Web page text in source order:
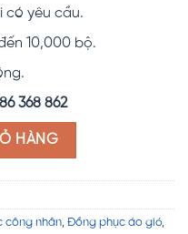
có yêu cầu.
10,000 bộ.
368 862
số lượng
HÀNG
công nhân, Đồng phục áo gió,